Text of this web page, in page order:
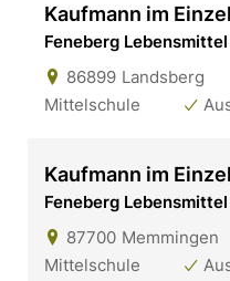
Kaufmann im
Feneberg Lebensmittel
86899 Landsberg
Mittelschule
Kaufmann im
Feneberg Lebensmittel
87700 Memmingen
Mittelschule